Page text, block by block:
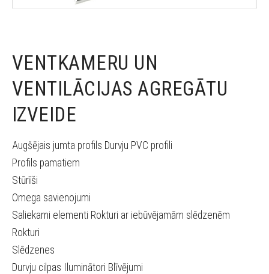
VENTKAMERU UN
VENTILĀCIJAS AGREGĀTU
IZVEIDE
Augšējais jumta profils Durvju PVC profili
Profils pamatiem
Stūrīši
Omega savienojumi
Saliekami elementi Rokturi ar iebūvējamām slēdzenēm
Rokturi
Slēdzenes
Durvju cilpas Iluminātori Blīvējumi